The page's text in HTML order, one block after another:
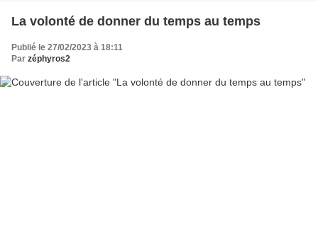
La volonté de donner du temps au temps
Publié le 27/02/2023 à 18:11
Par zéphyros2